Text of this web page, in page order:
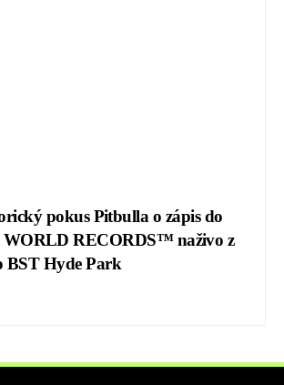
pokus Pitbulla o zápis do
WORLD RECORDS™ naživo z
BST Hyde Park